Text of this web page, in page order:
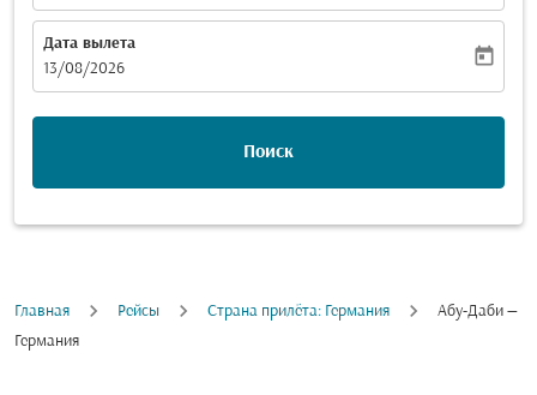
Дата вылета
fc-booking-departure-date-aria-label
13/08/2026
today
Поиск
Главная Рейсы Cтрана прилёта: Германия
Абу-Даби —
Германия